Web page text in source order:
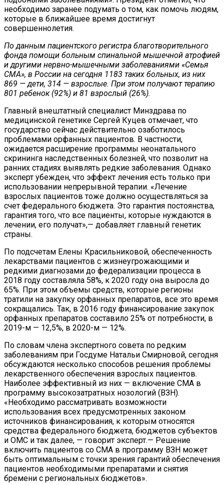
необходимо заранее подумать о том, как помочь людям,
которые в ближайшее время достигнут
совершеннолетия.
По данным пациентского регистра благотворительного
фонда помощи больным спинальной мышечной атрофией
и другими нервно-мышечными заболеваниями «Семья
СМА», в России на сегодня 1183 таких больных, из них
869 — дети, 314 — взрослые. При этом получают терапию
801 ребенок (92%) и 81 взрослый (26%).
Главный внештатный специалист Минздрава по
медицинской генетике Сергей Куцев отмечает, что
государство сейчас действительно озаботилось
проблемами орфанных пациентов. В частности,
ожидается расширение программы неонатального
скрининга наследственных болезней, что позволит на
ранних стадиях выявлять редкие заболевания. Однако
эксперт убежден, что эффект лечения есть только при
использовании непрерывной терапии. «Лечение
взрослых пациентов тоже должно осуществляться за
счет федерального бюджета. Это гарантия постоянства,
гарантия того, что все пациенты, которые нуждаются в
лечении, его получат»,— добавляет главный генетик
страны.
По подсчетам Елены Красильниковой, обеспеченность
лекарствами пациентов с жизнеугрожающими и
редкими диагнозами до федерализации процесса в
2018 году составляла 58%, к 2020 году она выросла до
65%. При этом объемы средств, которые регионы
тратили на закупку орфанных препаратов, все это время
сокращались. Так, в 2016 году финансирование закупок
орфанных препаратов составило 25% от потребности, в
2019-м — 12,5%, в 2020-м — 12%.
По словам члена экспертного совета по редким
заболеваниям при Госдуме Натальи Смирновой, сегодня
обсуждаются несколько способов решения проблемы
лекарственного обеспечения взрослых пациентов.
Наиболее эффективный из них — включение СМА в
программу высокозатратных нозологий (ВЗН).
«Необходимо рассматривать возможности
использования всех предусмотренных законом
источников финансирования, к которым относятся
средства федерального бюджета, бюджетов субъектов
и ОМС и так далее, — говорит эксперт.— Решение
включить пациентов со СМА в программу ВЗН может
быть оптимальным с точки зрения гарантий обеспечения
пациентов необходимыми препаратами и снятия
бремени с региональных бюджетов».